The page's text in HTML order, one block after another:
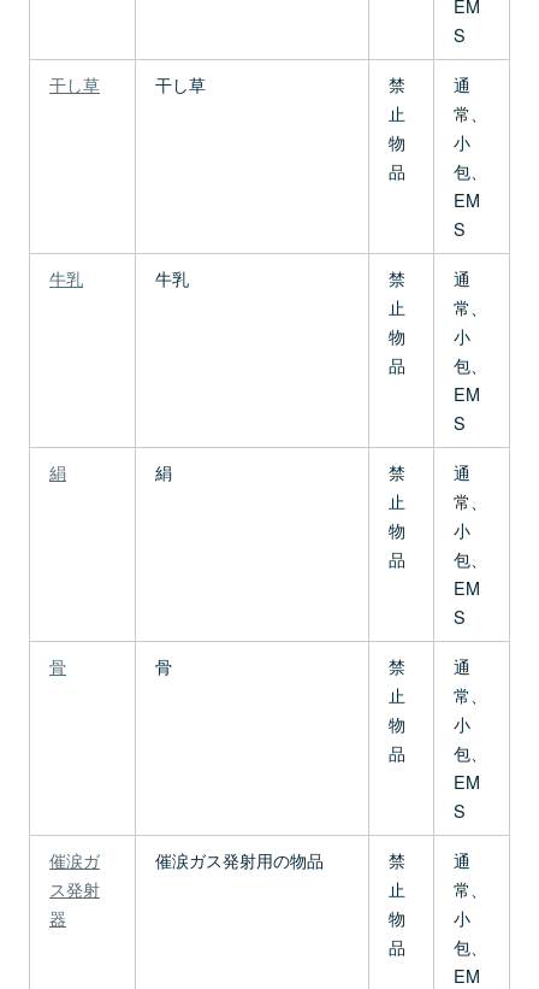
S
干し草
干し草
禁
止
物
品
通
常、
小
包、
EM
S
牛乳
牛乳
禁
止
物
品
通
常、
小
包、
EM
S
絹
絹
禁
止
物
品
通
常、
小
包、
EM
S
骨
骨
禁
止
物
品
通
常、
小
包、
EM
S
催涙ガ
ス発射
器
催涙ガス発射用の物品
禁
止
物
品
通
常、
小
包、
EM